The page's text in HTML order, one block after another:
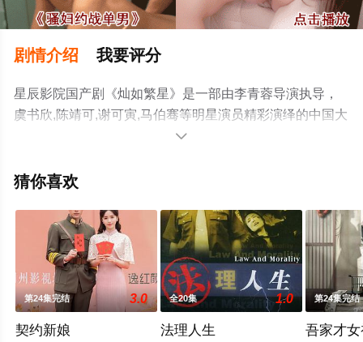
剧情介绍 我要评分
星辰影院国产剧《灿如繁星》是一部由李青蓉导演执导，
虞书欣,陈靖可,谢可寅,马伯骞等明星演员精彩演绎的中国大
陆电视剧，大结局剧情已揭晓（全32集），手机免费观看
剧提前免费观看，更多剧情信息可移步至豆瓣电视剧、电

猜你喜欢
第24集完结 3.0
契约新娘
全20集 1.0
法理人生
第24集完结
吾家才